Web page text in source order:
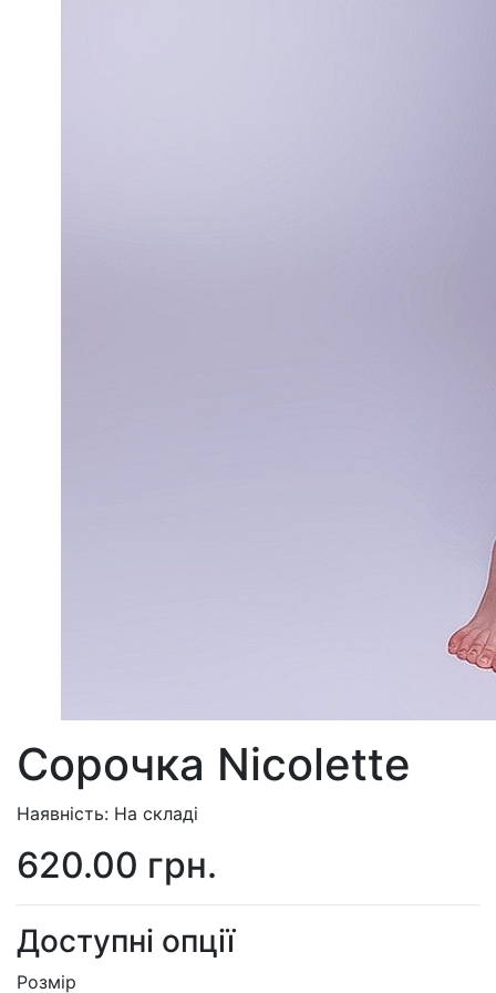
Сорочка Nicolette
Наявність: На складі
620.00 грн.
Доступні опції
Розмір